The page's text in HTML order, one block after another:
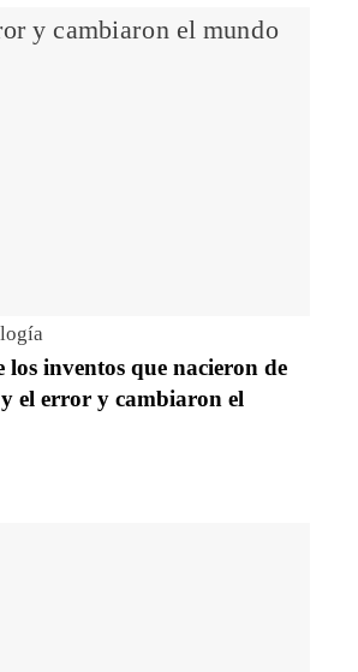
inventos que nacieron de
el error y cambiaron el